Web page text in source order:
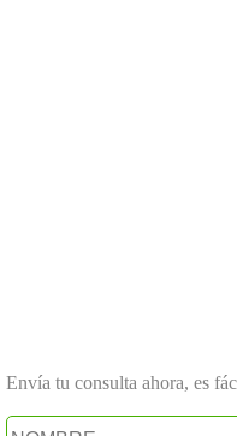
Envía tu consulta ahora, es